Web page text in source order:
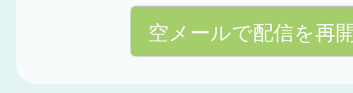
空メールで配信を再